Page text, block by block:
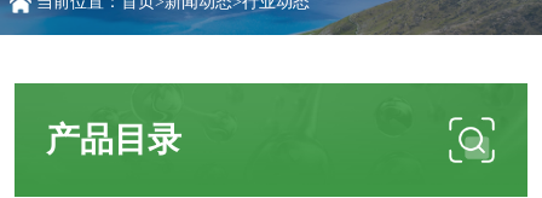
产品目录